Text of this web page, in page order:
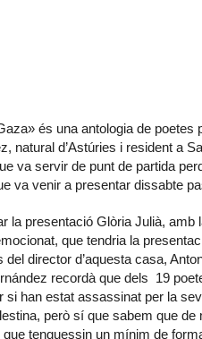
és una antologia de
natural d’Astúries i resident a
va servir de punt de partida
va venir a presentar dissabte
la presentació Glòria Julià,
que tendria la
del director d’aquesta casa,
recordà que dels 19
si han estat assassinat per la
però sí que sabem que
que tenguessin un mínim de